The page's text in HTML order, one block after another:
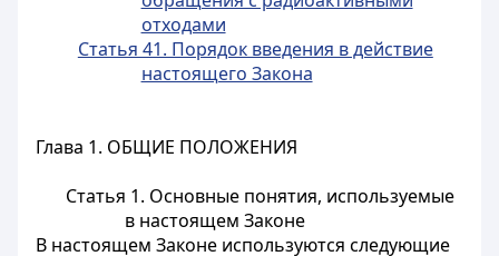
отходами
Статья 41. Порядок введения в действие
настоящего Закона
Глава 1. ОБЩИЕ ПОЛОЖЕНИЯ
Статья 1. Основные понятия, используемые
в настоящем Законе
В настоящем Законе используются следующие